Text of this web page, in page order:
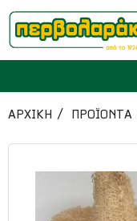
ΜΠΑΧΑΡΙΚΑ
ΒΟΤΑΝΑ
ΑΡΧΙΚΉ ΠΡΟΪΟΝΤΑ